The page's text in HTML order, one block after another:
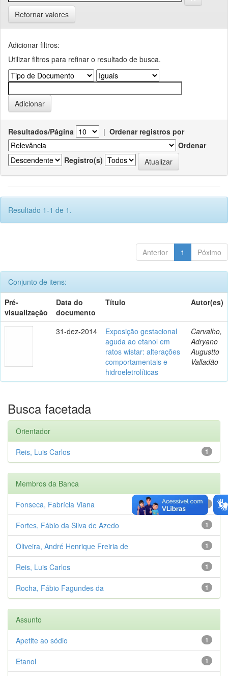
Retornar valores
Adicionar filtros:
Utilizar filtros para refinar o resultado de busca.
Resultados/Página | Ordenar registros por
Ordenar
Registro(s)
Resultado 1-1 de 1.
Anterior 1 Póximo
Conjunto de itens:
Pré-
visualização
Data do
documento
Título Autor(es)
31-dez-2014
Exposição gestacional
aguda ao etanol em
ratos wistar: alterações
comportamentais e
hidroeletrolíticas
Carvalho,
Adryano
Augustto
Valladão
Busca facetada
Orientador
1
Reis, Luis Carlos
Membros da Banca
Fonseca, Fabrícia Viana
1
Fortes, Fábio da Silva de Azedo
1
Oliveira, André Henrique Freiria de
1
Reis, Luis Carlos
1
Rocha, Fábio Fagundes da
Assunto
1
Apetite ao sódio
1
Etanol